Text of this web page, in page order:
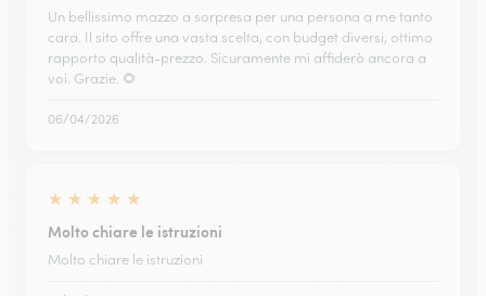
Un bellissimo mazzo a sorpresa per una persona a me tanto
cara. Il sito offre una vasta scelta, con budget diversi, ottimo
rapporto qualità-prezzo. Sicuramente mi affiderò ancora a
voi. Grazie. 🌻
06/04/2026
★ ★ ★ ★ ★
Molto chiare le istruzioni
Molto chiare le istruzioni